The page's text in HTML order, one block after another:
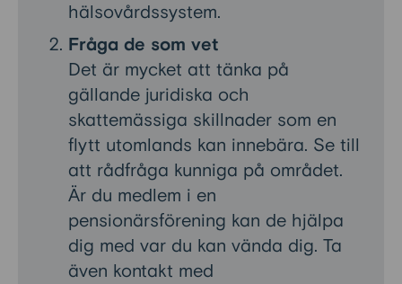
hälsovårdssystem.
Fråga de som vet
Det är mycket att tänka på
gällande juridiska och
skattemässiga skillnader som en
flytt utomlands kan innebära. Se till
att rådfråga kunniga på området.
Är du medlem i en
pensionärsförening kan de hjälpa
dig med var du kan vända dig. Ta
även kontakt med